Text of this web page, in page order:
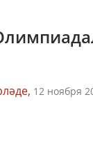
12 ноября